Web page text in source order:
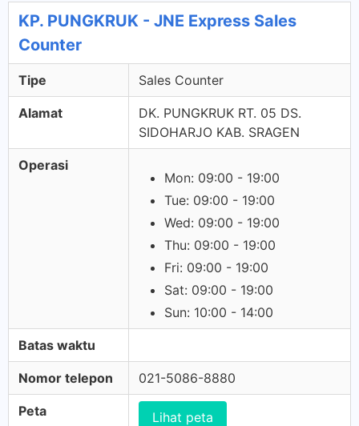
KP. PUNGKRUK - JNE Express Sales
Counter
Tipe Sales Counter
Alamat
DK. PUNGKRUK RT. 05 DS.
SIDOHARJO KAB. SRAGEN
Operasi
Mon: 09:00 - 19:00
Tue: 09:00 - 19:00
Wed: 09:00 - 19:00
Thu: 09:00 - 19:00
Fri: 09:00 - 19:00
Sat: 09:00 - 19:00
Sun: 10:00 - 14:00
Batas waktu
Nomor telepon 021-5086-8880
Peta Lihat peta